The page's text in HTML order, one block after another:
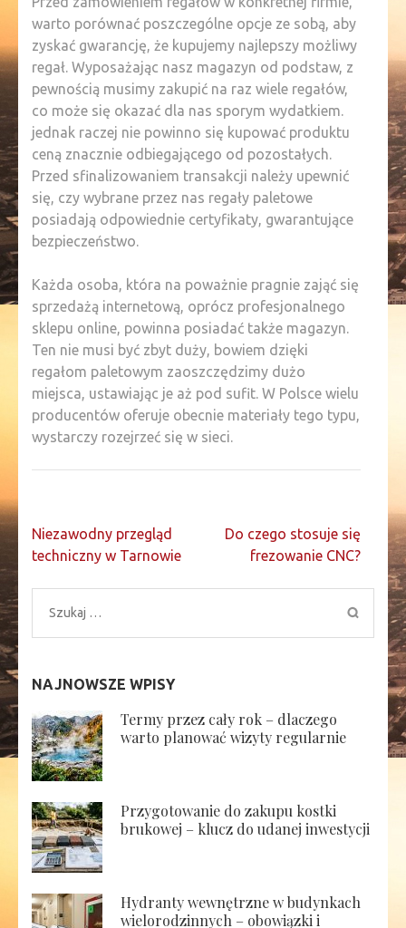
warto porównać poszczególne opcje ze sobą, aby
zyskać gwarancję, że kupujemy najlepszy możliwy
regał. Wyposażając nasz magazyn od podstaw, z
pewnością musimy zakupić na raz wiele regałów,
co może się okazać dla nas sporym wydatkiem.
jednak raczej nie powinno się kupować produktu
ceną znacznie odbiegającego od pozostałych.
Przed sfinalizowaniem transakcji należy upewnić
się, czy wybrane przez nas regały paletowe
posiadają odpowiednie certyfikaty, gwarantujące
bezpieczeństwo.
Każda osoba, która na poważnie pragnie zająć się
sprzedażą internetową, oprócz profesjonalnego
sklepu online, powinna posiadać także magazyn.
Ten nie musi być zbyt duży, bowiem dzięki
regałom paletowym zaoszczędzimy dużo
miejsca, ustawiając je aż pod sufit. W Polsce wielu
producentów oferuje obecnie materiały tego typu,
wystarczy rozejrzeć się w sieci.
Nawigacja
wpisu
Niezawodny przegląd
techniczny w Tarnowie
Do czego stosuje się
frezowanie CNC?
Szukaj:
NAJNOWSZE WPISY
Termy przez cały rok – dlaczego
warto planować wizyty regularnie
Przygotowanie do zakupu kostki
brukowej – klucz do udanej inwestycji
Hydranty wewnętrzne w budynkach
wielorodzinnych – obowiązki i